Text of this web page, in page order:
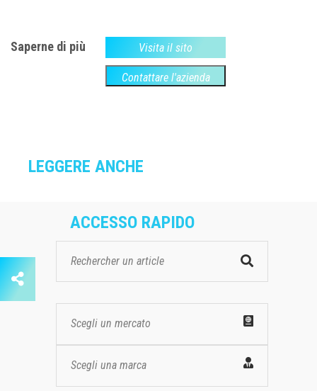
Saperne di più Visita il sito
Contattare l'azienda
LEGGERE ANCHE
ACCESSO RAPIDO
Scegli un mercato
Scegli una marca